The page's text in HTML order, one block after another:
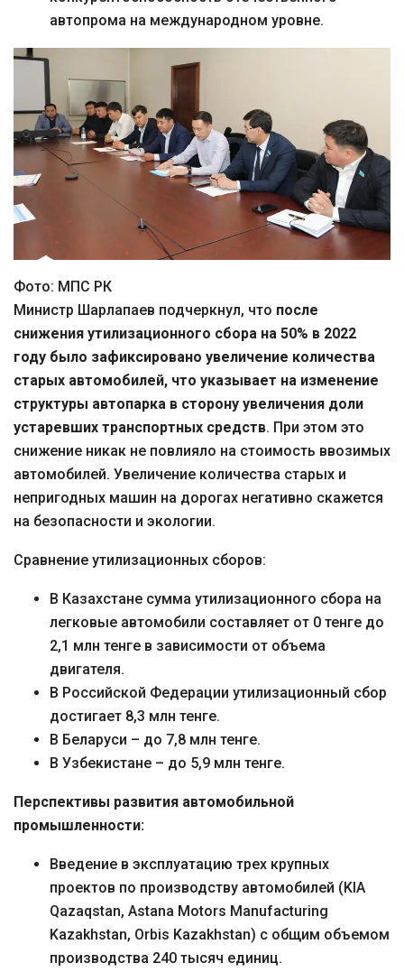
автопрома на международном уровне.
Фото: МПС РК
Министр Шарлапаев подчеркнул, что после
снижения утилизационного сбора на 50% в 2022
году было зафиксировано увеличение количества
старых автомобилей, что указывает на изменение
структуры автопарка в сторону увеличения доли
устаревших транспортных средств. При этом это
снижение никак не повлияло на стоимость ввозимых
автомобилей. Увеличение количества старых и
непригодных машин на дорогах негативно скажется
на безопасности и экологии.
Сравнение утилизационных сборов:
В Казахстане сумма утилизационного сбора на
легковые автомобили составляет от 0 тенге до
2,1 млн тенге в зависимости от объема
двигателя.
В Российской Федерации утилизационный сбор
достигает 8,3 млн тенге.
В Беларуси – до 7,8 млн тенге.
В Узбекистане – до 5,9 млн тенге.
Перспективы развития автомобильной
промышленности:
Введение в эксплуатацию трех крупных
проектов по производству автомобилей (KIA
Qazaqstan, Astana Motors Manufacturing
Kazakhstan, Orbis Kazakhstan) с общим объемом
производства 240 тысяч единиц.